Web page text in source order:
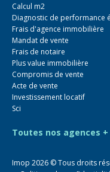
Calcul m2
Diagnostic de performance
Frais d'agence immobilière
Mandat de vente
Frais de notaire
Plus value immobilière
Compromis de vente
Acte de vente
Investissement locatif
Sci
Toutes nos agences +
Imop 2026 © Tous droits